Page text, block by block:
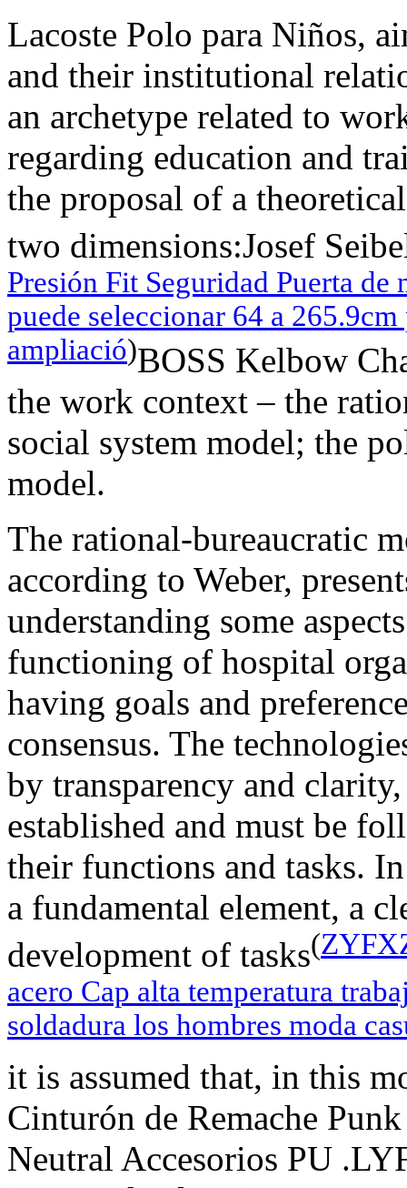
Lacoste Polo para Niños,
and their institutional
an archetype related to
regarding education and
the proposal of a
two dimensions:Josef
Presión Fit Seguridad Puerta de
puede seleccionar 64 a
ampliació)BOSS Kelbow
the work context – the
social system model; the
model.
The rational-bureaucratic
according to Weber,
understanding some
functioning of hospital
having goals and
consensus. The
by transparency and
established and must be
their functions and tasks.
a fundamental element, a
development of tasks(
acero Cap alta temperatura
soldadura los hombres moda
it is assumed that, in this
Cinturón de Remache
Neutral Accesorios PU